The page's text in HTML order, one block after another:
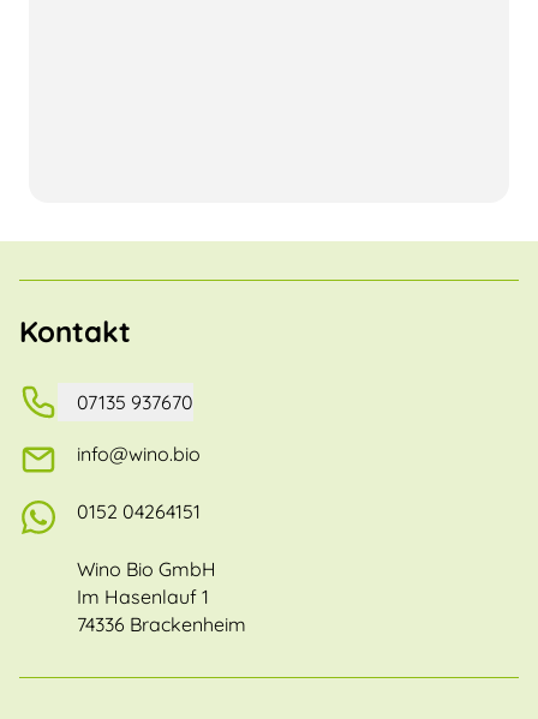
Kontakt
07135 937670
info@wino.bio
0152 04264151
Wino Bio GmbH
Im Hasenlauf 1
74336 Brackenheim